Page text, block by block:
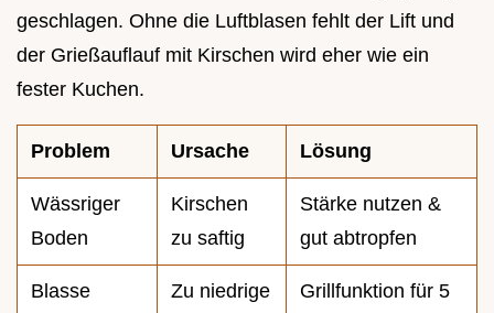
geschlagen. Ohne die Luftblasen fehlt der Lift und
der Grießauflauf mit Kirschen wird eher wie ein
fester Kuchen.
Problem Ursache Lösung
Wässriger
Boden
Kirschen
zu saftig
Stärke nutzen &
gut abtropfen
Blasse
Zu niedrige
Grillfunktion für 5